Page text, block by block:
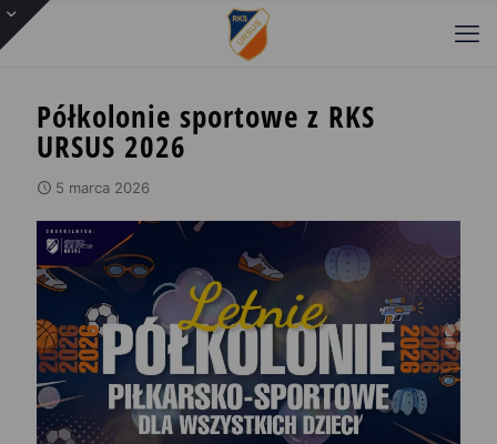
Półkolonie sportowe z RKS
URSUS 2026
5 marca 2026